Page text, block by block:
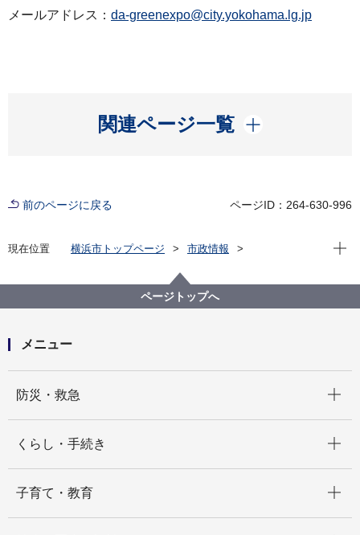
メールアドレス： da-greenexpo@city.yokohama.lg.jp
関連ページ一覧
開く
前のページに戻る ページID：264-630-996
現在位置 横浜市トップページ
市政情報
2027年国際園芸博覧会に向け市庁舎をグリーンにライ
トアップします！
現在
ページトップへ
メニュー
防災・救急
くらし・手続き
子育て・教育